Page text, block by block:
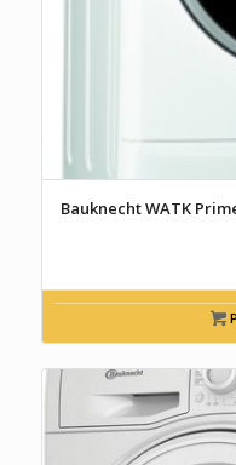
Bauknecht WATK